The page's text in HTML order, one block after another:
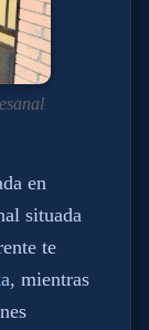
en
situada
te
, mientras